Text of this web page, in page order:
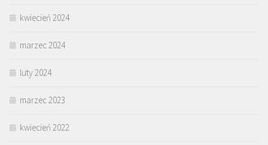
kwiecień 2024
marzec 2024
luty 2024
marzec 2023
kwiecień 2022